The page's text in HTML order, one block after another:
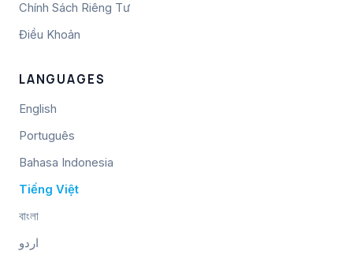
Chính Sách Riêng Tư
Điều Khoản
LANGUAGES
English
Português
Bahasa Indonesia
Tiếng Việt
বাংলা
اردو